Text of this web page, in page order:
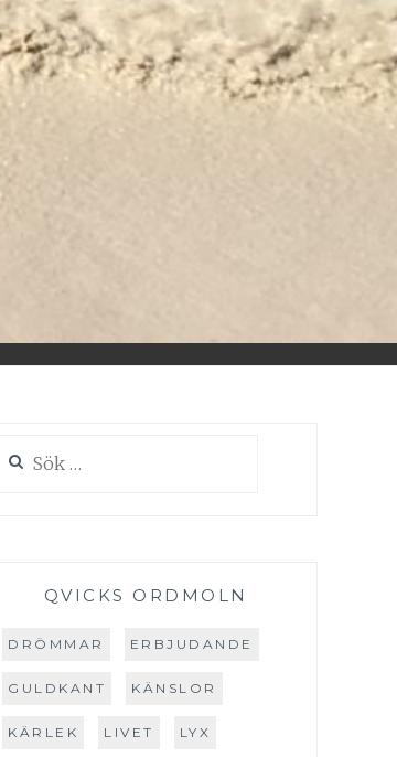
efter:
QVICKS ORDMOLN
DRÖMMAR ERBJUDANDE
GULDKANT KÄNSLOR
KÄRLEK LIVET LYX